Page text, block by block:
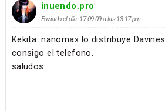
inuendo.pro
Enviado el día: 17-09-09 a las 13:17 pm
Kekita: nanomax lo distribuye
consigo el telefono.
saludos